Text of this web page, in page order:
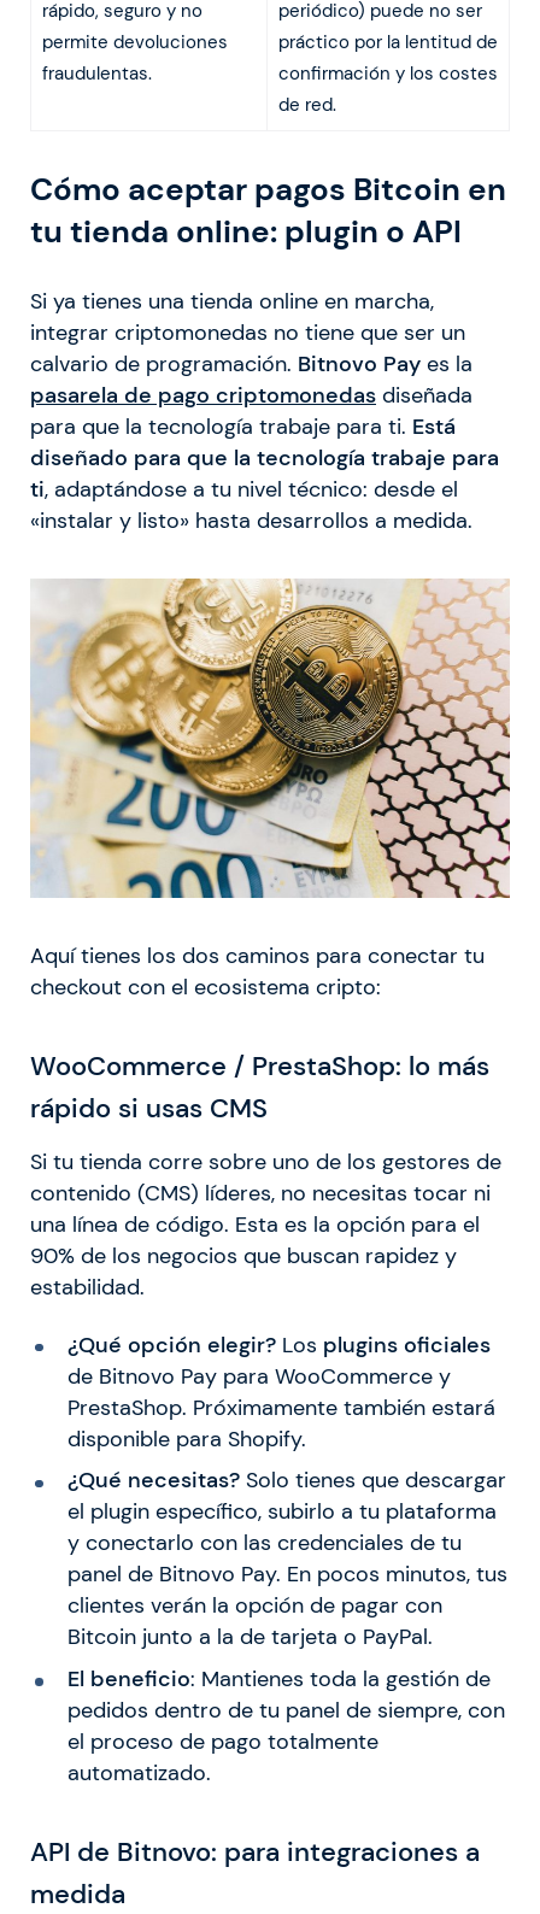
rápido, seguro y no
permite devoluciones
fraudulentas.
periódico) puede no ser
práctico por la lentitud de
confirmación y los costes
de red.
Cómo aceptar pagos Bitcoin en
tu tienda online: plugin o API
Si ya tienes una tienda online en marcha,
integrar criptomonedas no tiene que ser un
calvario de programación. Bitnovo Pay es la
pasarela de pago criptomonedas diseñada
para que la tecnología trabaje para ti. Está
diseñado para que la tecnología trabaje para
ti, adaptándose a tu nivel técnico: desde el
«instalar y listo» hasta desarrollos a medida.
Aquí tienes los dos caminos para conectar tu
checkout con el ecosistema cripto:
WooCommerce / PrestaShop: lo más
rápido si usas CMS
Si tu tienda corre sobre uno de los gestores de
contenido (CMS) líderes, no necesitas tocar ni
una línea de código. Esta es la opción para el
90% de los negocios que buscan rapidez y
estabilidad.
¿Qué opción elegir?Los plugins oficiales
de Bitnovo Pay para WooCommerce y
PrestaShop. Próximamente también estará
disponible para Shopify.
¿Qué necesitas?Solo tienes que descargar
el plugin específico, subirlo a tu plataforma
y conectarlo con las credenciales de tu
panel de Bitnovo Pay. En pocos minutos, tus
clientes verán la opción de pagar con
Bitcoin junto a la de tarjeta o PayPal.
El beneficio: Mantienes toda la gestión de
pedidos dentro de tu panel de siempre, con
el proceso de pago totalmente
automatizado.
API de Bitnovo: para integraciones a
medida